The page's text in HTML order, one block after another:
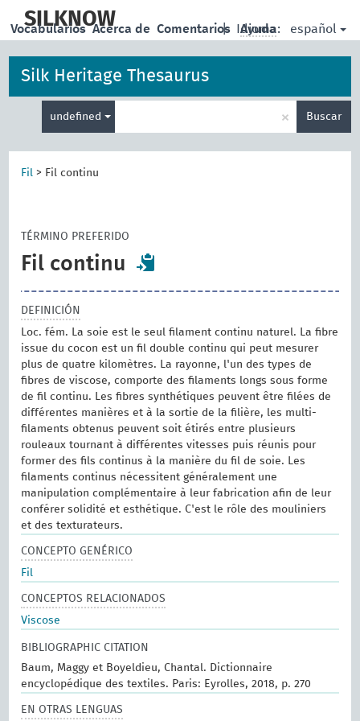
main
SILKNOW | Idioma: español
Vocabularios Acerca de Comentarios Ayuda
Silk Heritage Thesaurus
undefined × Buscar
Fil > Fil continu
TÉRMINO PREFERIDO
Fil continu
DEFINICIÓN
Loc. fém. La soie est le seul filament continu naturel. La fibre
issue du cocon est un fil double continu qui peut mesurer
plus de quatre kilomètres. La rayonne, l'un des types de
fibres de viscose, comporte des filaments longs sous forme
de fil continu. Les fibres synthétiques peuvent être filées de
différentes manières et à la sortie de la filière, les multi-
filaments obtenus peuvent soit étirés entre plusieurs
rouleaux tournant à différentes vitesses puis réunis pour
former des fils continus à la manière du fil de soie. Les
filaments continus nécessitent généralement une
manipulation complémentaire à leur fabrication afin de leur
conférer solidité et esthétique. C'est le rôle des mouliniers
et des texturateurs.
CONCEPTO GENÉRICO
Fil
CONCEPTOS RELACIONADOS
Viscose
BIBLIOGRAPHIC CITATION
Baum, Maggy et Boyeldieu, Chantal. Dictionnaire
encyclopédique des textiles. Paris: Eyrolles, 2018, p. 270
EN OTRAS LENGUAS